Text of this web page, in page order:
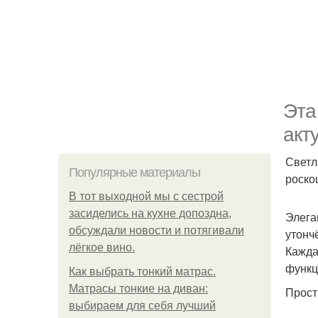
Популярные материалы
В тот выходной мы с сестрой
засиделись на кухне допоздна,
обсуждали новости и потягивали
лёгкое вино.
Как выбрать тонкий матрас.
Матрасы тонкие на диван:
выбираем для себя лучший